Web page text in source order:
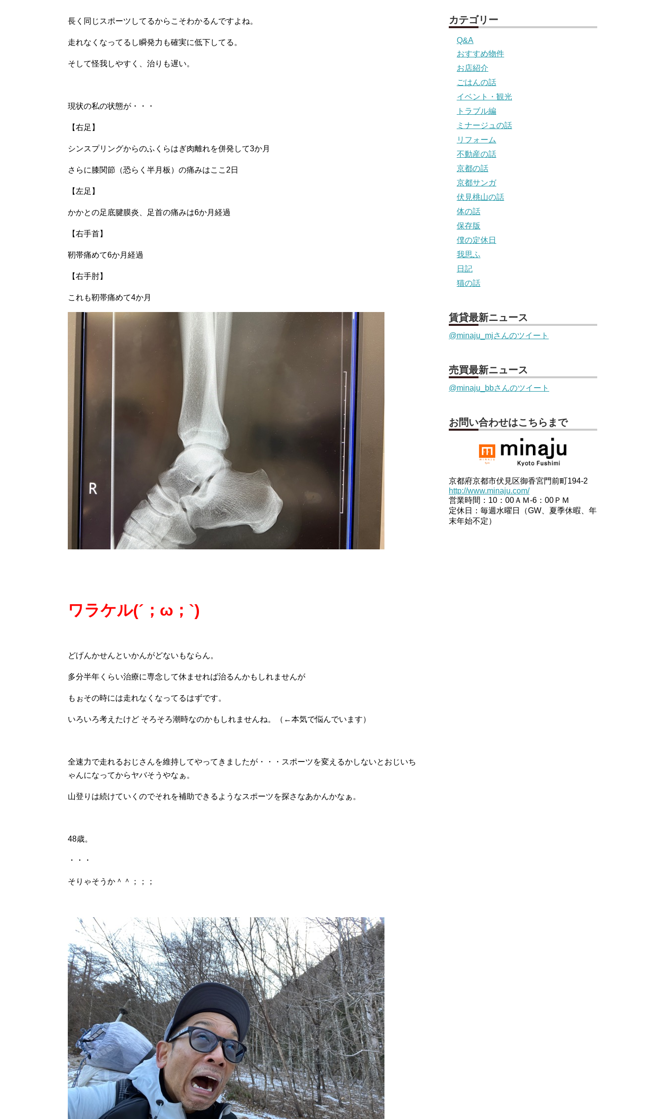
長く同じスポーツしてるからこそわかるんですよね。
走れなくなってるし瞬発力も確実に低下してる。
そして怪我しやすく、治りも遅い。
現状の私の状態が・・・
【右足】
シンスプリングからのふくらはぎ肉離れを併発して3か月
さらに膝関節（恐らく半月板）の痛みはここ2日
【左足】
かかとの足底腱膜炎、足首の痛みは6か月経過
【右手首】
靭帯痛めて6か月経過
【右手肘】
これも靭帯痛めて4か月
ワラケル(´；ω；`)
どげんかせんといかんがどないもならん。
多分半年くらい治療に専念して休ませれば治るんかもしれませんが
もぉその時には走れなくなってるはずです。
いろいろ考えたけど そろそろ潮時なのかもしれませんね。（←本気で悩んでいます）
全速力で走れるおじさんを維持してやってきましたが・・・スポーツを変えるかしないとおじいち
ゃんになってからヤバそうやなぁ。
山登りは続けていくのでそれを補助できるようなスポーツを探さなあかんかなぁ。
48歳。
・・・
そりゃそうか＾＾；；；
カテゴリー
Q&A
おすすめ物件
お店紹介
ごはんの話
イベント・観光
トラブル編
ミナージュの話
リフォーム
不動産の話
京都の話
京都サンガ
伏見桃山の話
体の話
保存版
僕の定休日
我思ふ
日記
猫の話
賃貸最新ニュース
@minaju_mjさんのツイート
売買最新ニュース
@minaju_bbさんのツイート
お問い合わせはこちらまで
京都府京都市伏見区御香宮門前町194-2
http://www.minaju.com/
営業時間：10：00ＡＭ-6：00ＰＭ
定休日：毎週水曜日（GW、夏季休暇、年
末年始不定）